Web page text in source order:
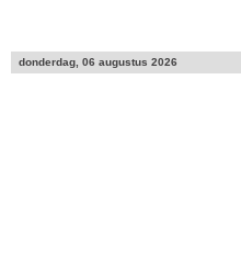
donderdag, 06 augustus 2026